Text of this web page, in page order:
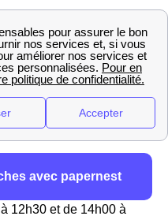
à Challex (01630), que
ou que vous soyez un
vous pouvez avoir besoin
le maire est
mairie Challaisienne
12h30 et de 14h00 à
avec papernest